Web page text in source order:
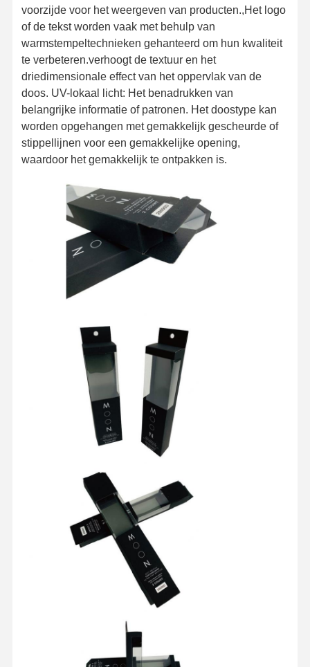
Producten
voorzijde voor het weergeven van producten.,Het logo
of de tekst worden vaak met behulp van
warmstempeltechnieken gehanteerd om hun kwaliteit
te verbeteren.verhoogt de textuur en het
driedimensionale effect van het oppervlak van de
doos. UV-lokaal licht: Het benadrukken van
belangrijke informatie of patronen. Het doostype kan
worden opgehangen met gemakkelijk gescheurde of
stippellijnen voor een gemakkelijke opening,
waardoor het gemakkelijk te ontpakken is.